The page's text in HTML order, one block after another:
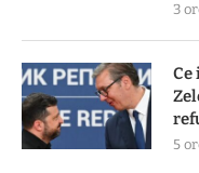
3
Ce
5